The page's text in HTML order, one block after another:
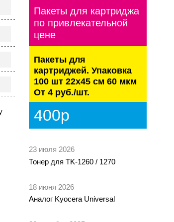
Пакеты для картриджа
по привлекательной
цене
Пакеты для
картриджей. Упаковка
100 шт 22х45 см 60 мкм
От 4 руб./шт.
400р
23 июля 2026
Тонер для TK-1260 / 1270
18 июня 2026
Аналог Kyocera Universal